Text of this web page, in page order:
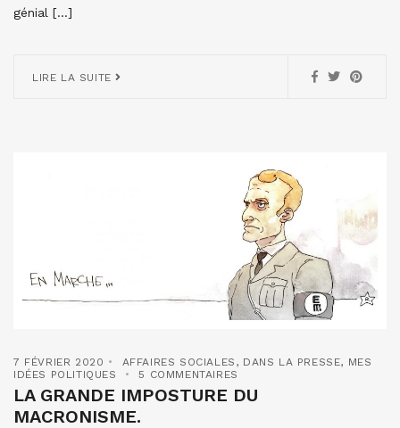
génial […]
LIRE LA SUITE
7 FÉVRIER 2020 AFFAIRES SOCIALES , DANS LA PRESSE, MES
IDÉES POLITIQUES
5 COMMENTAIRES
LA GRANDE IMPOSTURE DU
MACRONISME.